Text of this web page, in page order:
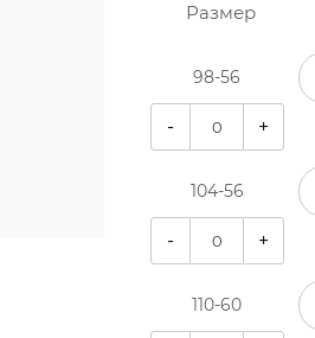
Размер
98-56
- +
104-56
- +
110-60